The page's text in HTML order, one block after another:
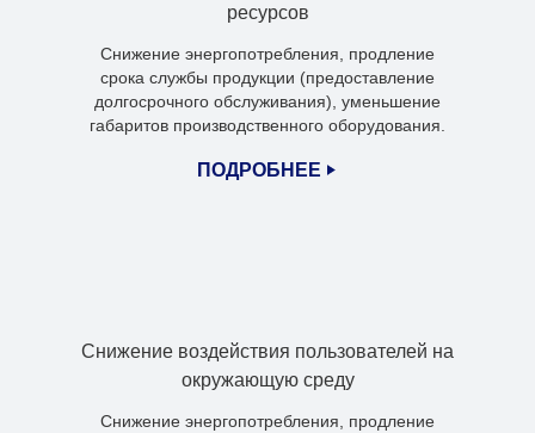
ресурсов
Снижение энергопотребления, продление
срока службы продукции (предоставление
долгосрочного обслуживания), уменьшение
габаритов производственного оборудования.
ПОДРОБНЕЕ
Снижение воздействия пользователей на
окружающую среду
Снижение энергопотребления, продление